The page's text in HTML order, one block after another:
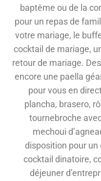
baptême ou de la
pour un repas de
votre mariage, le
cocktail de mariage,
retour de mariage.
encore une paella
pour vous en
plancha, brasero,
tournebroche
mechoui
disposition pour un
cocktail dinatoire,
déjeuner